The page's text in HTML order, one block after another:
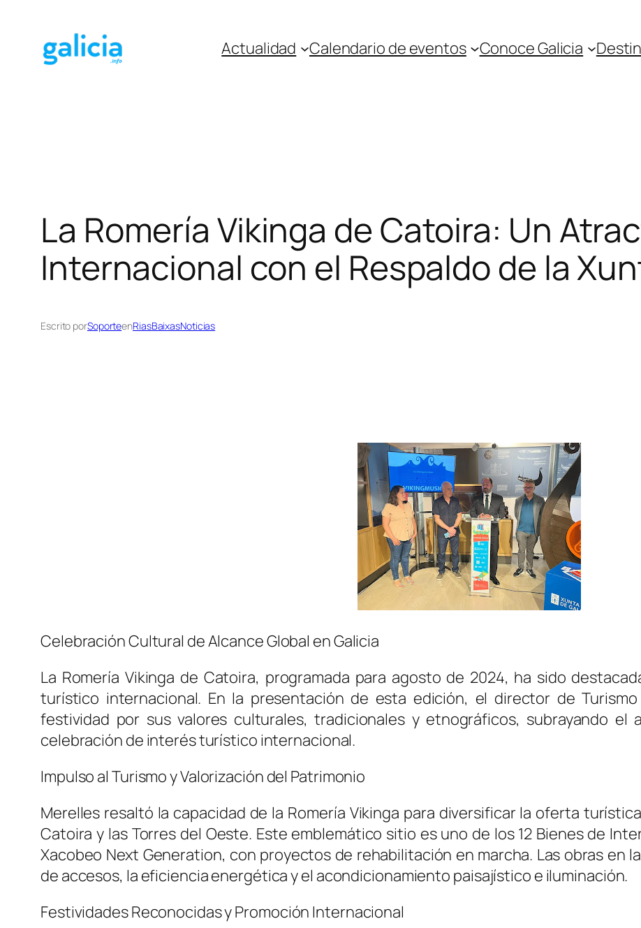
contenido
Actualidad Calendario de eventos Conoce Galicia
La Romería Vikinga de Catoira: Un
Internacional con el Respaldo de la
Escrito porSoporteenRiasBaixasNoticias
Celebración Cultural de Alcance Global en Galicia
La Romería Vikinga de Catoira, programada para agosto de 2024, ha sido
turístico internacional. En la presentación de esta edición, el director de
festividad por sus valores culturales, tradicionales y etnográficos, subrayando el
celebración de interés turístico internacional.
Impulso al Turismo y Valorización del Patrimonio
Merelles resaltó la capacidad de la Romería Vikinga para diversificar la oferta
Catoira y las Torres del Oeste. Este emblemático sitio es uno de los 12 Bienes de
Xacobeo Next Generation, con proyectos de rehabilitación en marcha. Las obras en
de accesos, la eficiencia energética y el acondicionamiento paisajístico e iluminación.
Festividades Reconocidas y Promoción Internacional